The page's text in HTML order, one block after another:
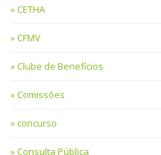
CETHA
CFMV
Clube de Benefícios
Comissões
concurso
Consulta Pública